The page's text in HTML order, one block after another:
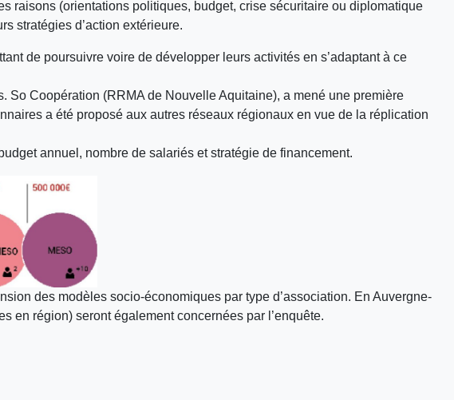
raisons (orientations politiques, budget, crise sécuritaire ou diplomatique
stratégies d’action extérieure.
de poursuivre voire de développer leurs activités en s’adaptant à ce
So Coopération (RRMA de Nouvelle Aquitaine), a mené une première
a été proposé aux autres réseaux régionaux en vue de la réplication
annuel, nombre de salariés et stratégie de financement.
des modèles socio-économiques par type d’association. En Auvergne-
en région) seront également concernées par l’enquête.